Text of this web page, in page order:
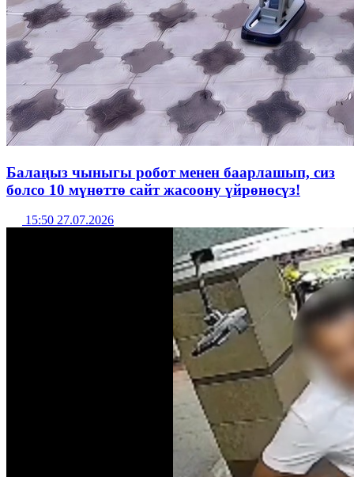
Балаңыз чыныгы робот менен баарлашып, сиз
болсо 10 мүнөттө сайт жасоону үйрөнөсүз!
15:50 27.07.2026